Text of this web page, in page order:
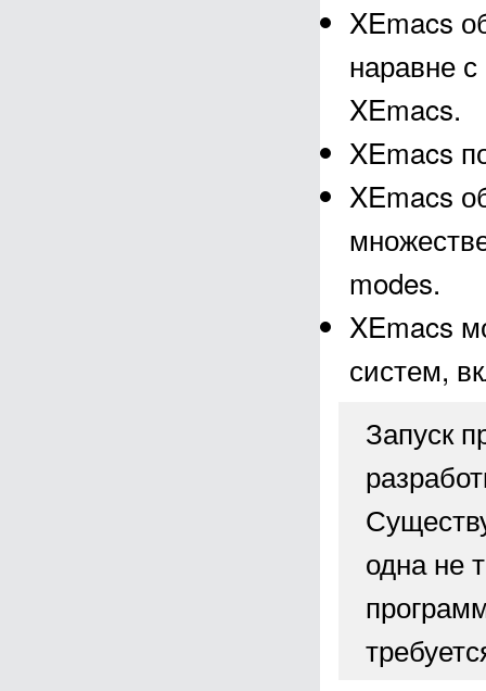
XEmacs
наравне
XEmacs.
XEmacs
XEmacs
modes.
XEmacs
систем,
Запуск
одна не